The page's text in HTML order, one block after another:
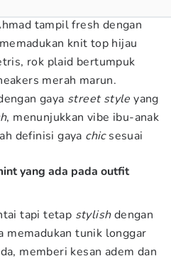
tampil fresh dengan
knit top hijau
rok plaid bertumpuk
merah marun.
gaya street style yang
, menunjukkan vibe ibu-anak
definisi gaya chicsesuai
yang ada pada outfit
tapi tetap stylishdengan
memadukan tunik longgar
memberi kesan adem dan